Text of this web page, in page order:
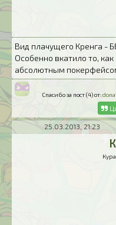
Вид плачущего Кренга -
Особенно вкатило то,
абсолютным
Спасибо за пост (4) от:
25.03.2013, 21:23